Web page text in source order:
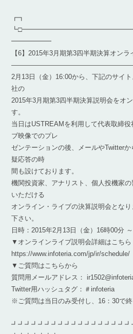
┏┓
━━━━━━
【6】2015年3月期第3四半期決算オン
2月13日（金）16:00から、下記のサイ
社の
2015年3月期第3四半期決算説明会をオ
す。
当日はUSTREAMを利用して代表取締
ブ映像でのプレ
ゼンテーションの後、メールやTwitter
疑応答の時
間も設けております。
機関投資家、アナリスト、個人投機家
いただける
オンライン・ライブの決算説明会とな
下さい。
日時：2015年2月13日（金）16時00分
▼オンラインライブ説明会詳細はこちら
https://www.infoteria.com/jp/ir/schedule/
▼ご質問はこちらから
質問用メールアドレス：
Twitter用ハッシュタグ：＃infoteria
※ご質問は当日のみ受付し、16：30で終